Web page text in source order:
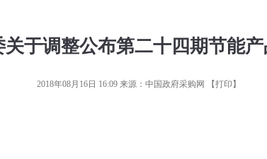
于调整公布第二十四期节能
2018年08月16日 16:09 来源： 中国政府采购网 【打印 】